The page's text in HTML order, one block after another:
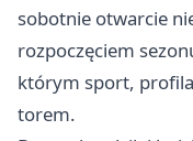
sobotnie otwarcie
rozpoczęciem
którym sport,
torem.